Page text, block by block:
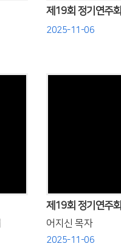
제19회 정기연주회
2025-11-06
제19회 정기연주회
어지신 목자
2025-11-06